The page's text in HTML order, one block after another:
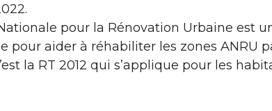
pour la Rénovation Urbaine est
aider à réhabiliter les zones ANRU
la RT 2012 qui s’applique pour les